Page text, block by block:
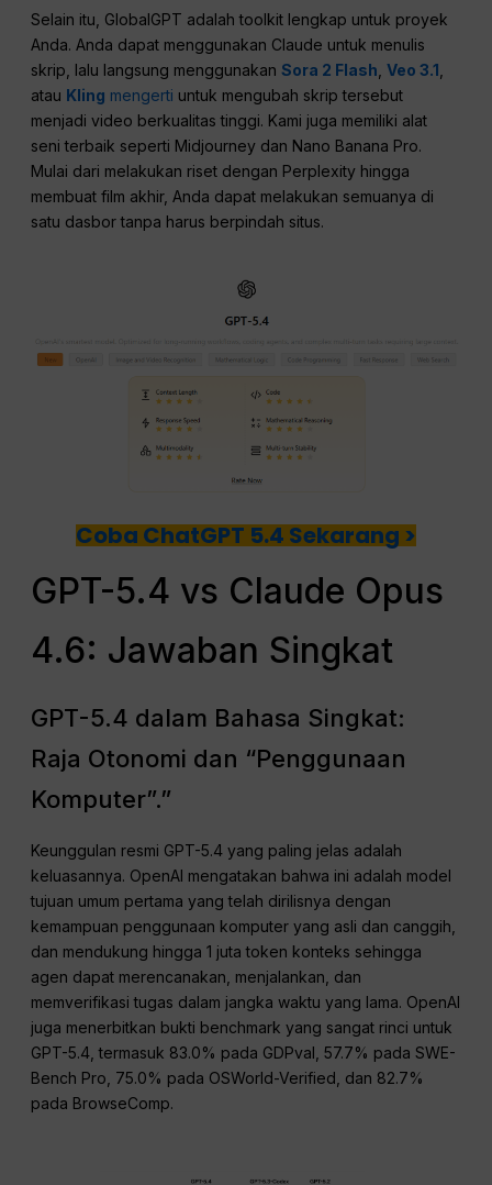
Selain itu, GlobalGPT adalah toolkit lengkap untuk proyek
Anda. Anda dapat menggunakan Claude untuk menulis
skrip, lalu langsung menggunakanSora 2 Flash ,Veo 3.1
atau Kling mengerti untuk mengubah skrip tersebut
menjadi video berkualitas tinggi. Kami juga memiliki alat
seni terbaik seperti Midjourney dan Nano Banana Pro.
Mulai dari melakukan riset dengan Perplexity hingga
membuat film akhir, Anda dapat melakukan semuanya di
satu dasbor tanpa harus berpindah situs.
Coba ChatGPT 5.4 Sekarang >
GPT-5.4 vs Claude Opus
4.6: Jawaban Singkat
GPT-5.4 dalam Bahasa Singkat:
Raja Otonomi dan “Penggunaan
Komputer”.”
Keunggulan resmi GPT-5.4 yang paling jelas adalah
keluasannya. OpenAI mengatakan bahwa ini adalah model
tujuan umum pertama yang telah dirilisnya dengan
kemampuan penggunaan komputer yang asli dan canggih,
dan mendukung hingga 1 juta token konteks sehingga
agen dapat merencanakan, menjalankan, dan
memverifikasi tugas dalam jangka waktu yang lama. OpenAI
juga menerbitkan bukti benchmark yang sangat rinci untuk
GPT-5.4, termasuk 83.0% pada GDPval, 57.7% pada SWE-
Bench Pro, 75.0% pada OSWorld-Verified, dan 82.7%
pada BrowseComp.